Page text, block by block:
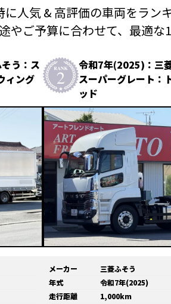
に人気 & 高評価の車両をラン
やご予算に合わせて、 最適な
う：ス
ィング
令和7年(2025)：三
スーパーグレート：
ッド
メーカー
三菱ふそう
年式
令和7年(2025)
走行距離
1,000km